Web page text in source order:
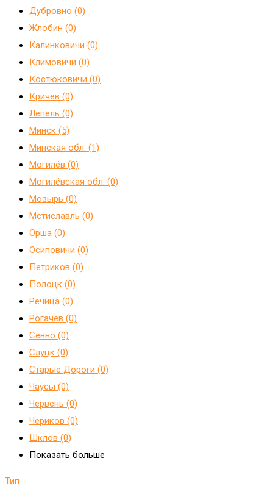
Дубровно (0)
Жлобин (0)
Калинковичи (0)
Климовичи (0)
Костюковичи (0)
Кричев (0)
Лепель (0)
Минск (5)
Минская обл. (1)
Могилёв (0)
Могилёвская обл. (0)
Мозырь (0)
Мстиславль (0)
Орша (0)
Осиповичи (0)
Петриков (0)
Полоцк (0)
Речица (0)
Рогачёв (0)
Сенно (0)
Слуцк (0)
Старые Дороги (0)
Чаусы (0)
Червень (0)
Чериков (0)
Шклов (0)
Показать больше
Тип